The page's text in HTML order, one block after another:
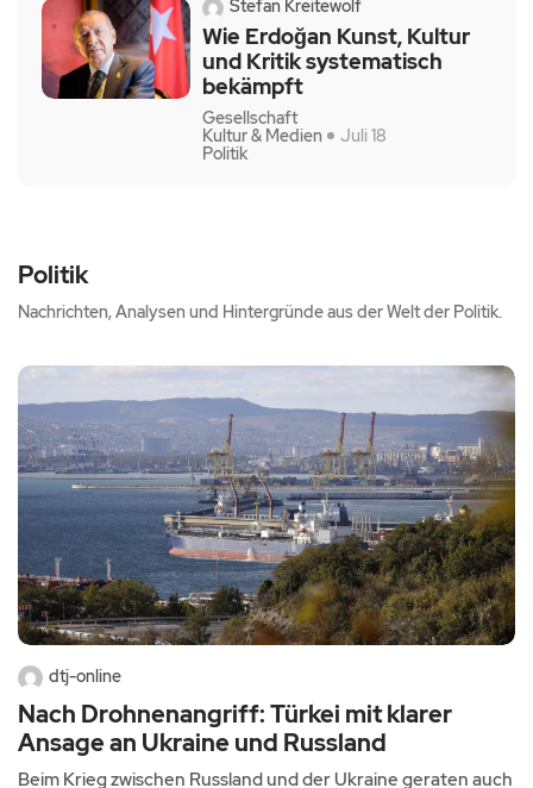
Stefan Kreitewolf
Wie Erdoğan Kunst, Kultur
und Kritik systematisch
bekämpft
Gesellschaft
Kultur & Medien
Politik
Juli 18
Politik
Nachrichten, Analysen und Hintergründe aus der Welt der Politik.
dtj-online
Nach Drohnenangriff: Türkei mit klarer
Ansage an Ukraine und Russland
Beim Krieg zwischen Russland und der Ukraine geraten auch